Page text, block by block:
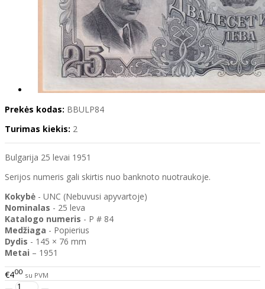
Prekės kodas: BBULP84
Turimas kiekis: 2
Bulgarija 25 levai 1951
Serijos numeris gali skirtis nuo banknoto nuotraukoje.
Kokybė - UNC (Nebuvusi apyvartoje)
Nominalas - 25 leva
Katalogo numeris - P # 84
Medžiaga - Popierius
Dydis - 145 × 76 mm
Metai – 1951
€400 su PVM